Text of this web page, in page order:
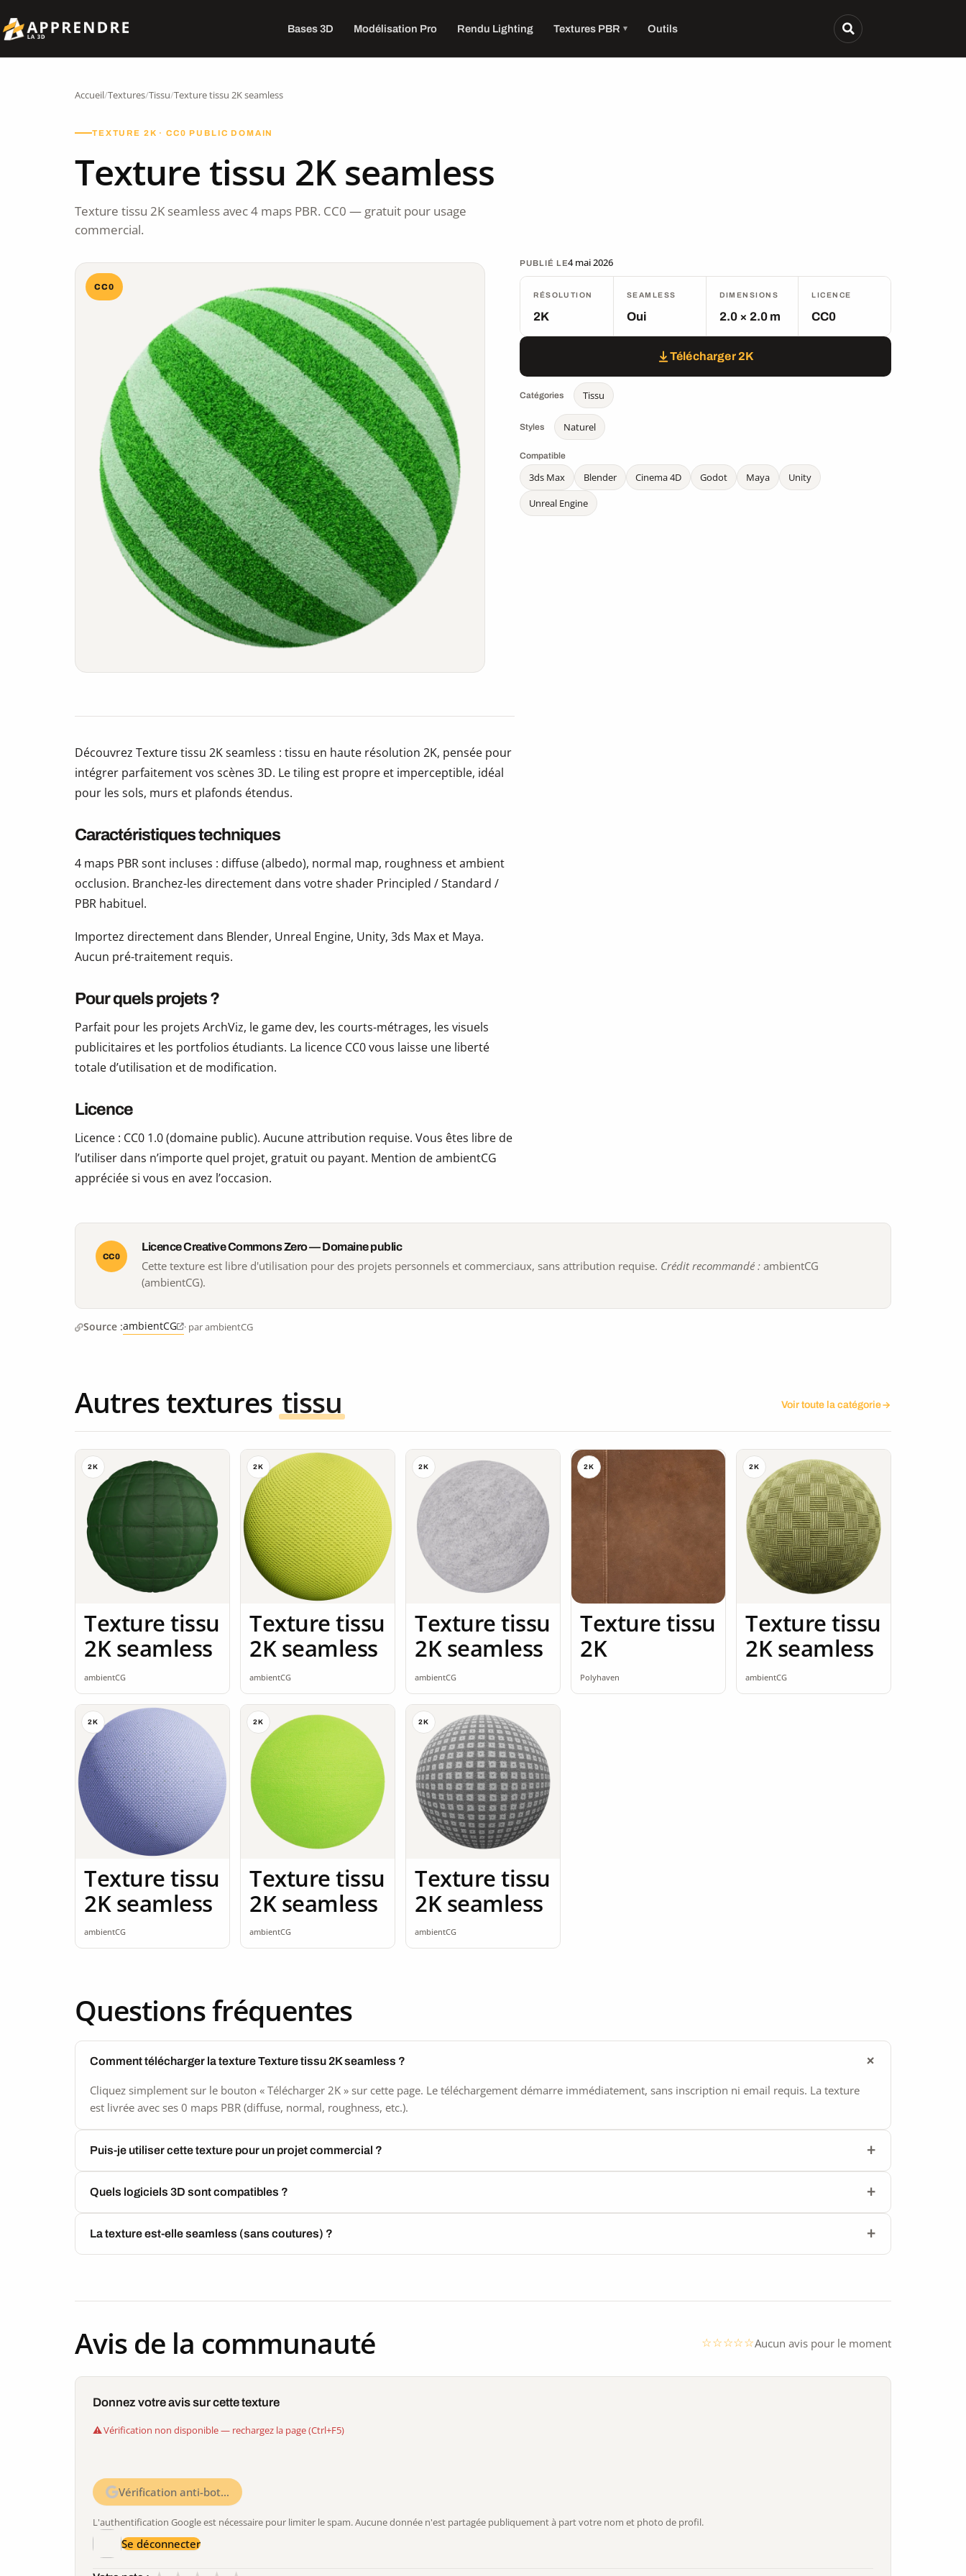
Bases 3D Modélisation Pro Rendu Lighting Textures PBR Outils
Accueil/Textures/Tissu/Texture tissu 2K seamless
TEXTURE 2K · CC0 PUBLIC DOMAIN
Texture tissu 2K seamless
Texture tissu 2K seamless avec 4 maps PBR. CC0 — gratuit pour usage
commercial.
CC0
PUBLIÉ LE4 mai 2026
RÉSOLUTION
2K
SEAMLESS
Oui
DIMENSIONS
2.0 × 2.0 m
LICENCE
CC0
Télécharger 2K
Catégories Tissu
Styles Naturel
Compatible
3ds Max Blender Cinema 4D Godot Maya
Unity
Unreal Engine
Découvrez Texture tissu 2K seamless : tissu en haute résolution 2K, pensée pour
intégrer parfaitement vos scènes 3D. Le tiling est propre et imperceptible, idéal
pour les sols, murs et plafonds étendus.
Caractéristiques techniques
4 maps PBR sont incluses : diffuse (albedo), normal map, roughness et ambient
occlusion. Branchez-les directement dans votre shader Principled / Standard /
PBR habituel.
Importez directement dans Blender, Unreal Engine, Unity, 3ds Max et Maya.
Aucun pré-traitement requis.
Pour quels projets ?
Parfait pour les projets ArchViz, le game dev, les courts-métrages, les visuels
publicitaires et les portfolios étudiants. La licence CC0 vous laisse une liberté
totale d’utilisation et de modification.
Licence
Licence : CC0 1.0 (domaine public). Aucune attribution requise. Vous êtes libre de
l’utiliser dans n’importe quel projet, gratuit ou payant. Mention de ambientCG
appréciée si vous en avez l’occasion.
CC0
Licence Creative Commons Zero — Domaine public
Cette texture est libre d'utilisation pour des projets personnels et commerciaux, sans attribution requise. Crédit recommandé : ambientCG
(ambientCG).
Source :ambientCG · par ambientCG
Autres textures tissu Voir toute la catégorie
2K
Texture tissu
2K seamless
ambientCG
2K
Texture tissu
2K seamless
ambientCG
2K
Texture tissu
2K seamless
ambientCG
2K
Texture tissu
2K
Polyhaven
2K
Texture tissu
2K seamless
ambientCG
2K
Texture tissu
2K seamless
ambientCG
2K
Texture tissu
2K seamless
ambientCG
2K
Texture tissu
2K seamless
ambientCG
Questions fréquentes
Comment télécharger la texture Texture tissu 2K seamless ?
Cliquez simplement sur le bouton « Télécharger 2K » sur cette page. Le téléchargement démarre immédiatement, sans inscription ni email requis. La texture
est livrée avec ses 0 maps PBR (diffuse, normal, roughness, etc.).
Puis-je utiliser cette texture pour un projet commercial ?
Quels logiciels 3D sont compatibles ?
La texture est-elle seamless (sans coutures) ?
Avis de la communauté Aucun avis pour le moment
Donnez votre avis sur cette texture
Vérification non disponible — rechargez la page (Ctrl+F5)
Vérification anti-bot…
L'authentification Google est nécessaire pour limiter le spam. Aucune donnée n'est partagée publiquement à part votre nom et photo de profil.
Se déconnecter